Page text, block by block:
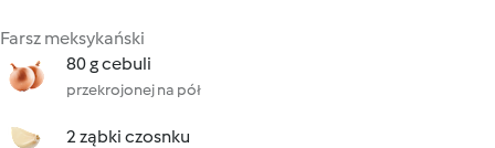
Farsz meksykański
80 g cebuli
przekrojonej na pół
2 ząbki czosnku